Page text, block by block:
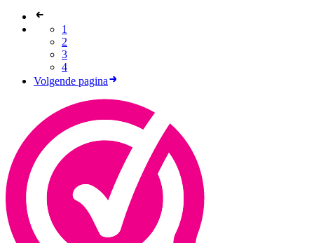
1
2
3
4
Volgende pagina